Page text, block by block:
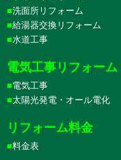
洗面所リフォーム
給湯器交換リフォーム
水道工事
電気工事リフォーム
電気工事
太陽光発電・オール電化
リフォーム料金
料金表